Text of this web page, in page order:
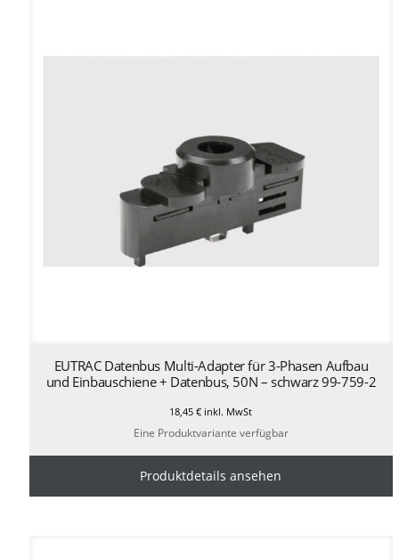
EUTRAC Datenbus Multi-Adapter für 3-Phasen Aufbau
und Einbauschiene + Datenbus, 50N – schwarz 99-759-2
18,45€ inkl. MwSt
Eine Produktvariante verfügbar
Produktdetails ansehen